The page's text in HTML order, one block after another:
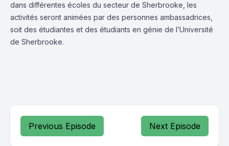
dans différentes écoles du secteur de Sherbrooke, les
activités seront animées par des personnes ambassadrices,
soit des étudiantes et des étudiants en génie de l’Université
de Sherbrooke.
Previous Episode Next Episode